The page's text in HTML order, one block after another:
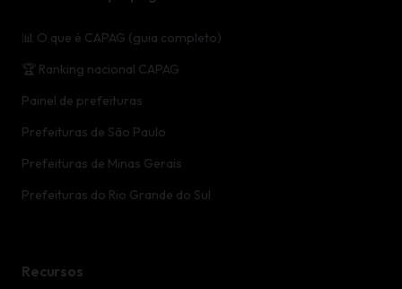
📊 O que é CAPAG (guia completo)
🏆 Ranking nacional CAPAG
Painel de prefeituras
Prefeituras de São Paulo
Prefeituras de Minas Gerais
Prefeituras do Rio Grande do Sul
Recursos